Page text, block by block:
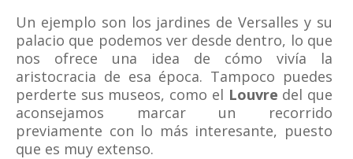
Un ejemplo son los jardines de Versalles y su
palacio que podemos ver desde dentro, lo que
nos ofrece una idea de cómo vivía la
aristocracia de esa época. Tampoco puedes
perderte sus museos, como el Louvre del que
aconsejamos marcar un recorrido
previamente con lo más interesante, puesto
que es muy extenso.